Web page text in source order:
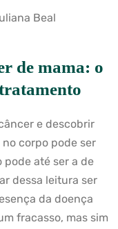
Beal
de mama: o
e descobrir
corpo pode ser
até ser a de
dessa leitura ser
da doença
fracasso, mas sim